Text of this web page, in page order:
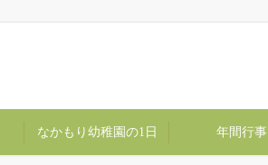
なかもり幼稚園の1日 年間行事